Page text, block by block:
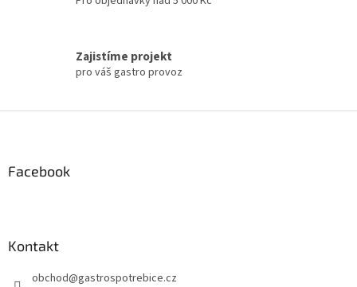
ý
u
Zajistíme projekt
pro váš gastro provoz
Facebook
Kontakt
obchod@gastrospotrebice.cz